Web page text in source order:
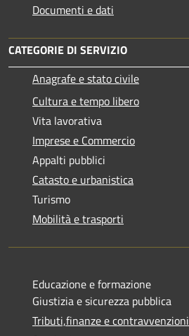
Documenti e dati
CATEGORIE DI SERVIZIO
Anagrafe e stato civile
Cultura e tempo libero
Vita lavorativa
Imprese e Commercio
Appalti pubblici
Catasto e urbanistica
Turismo
Mobilità e trasporti
Educazione e formazione
Giustizia e sicurezza pubblica
Tributi,finanze e contravvenzioni